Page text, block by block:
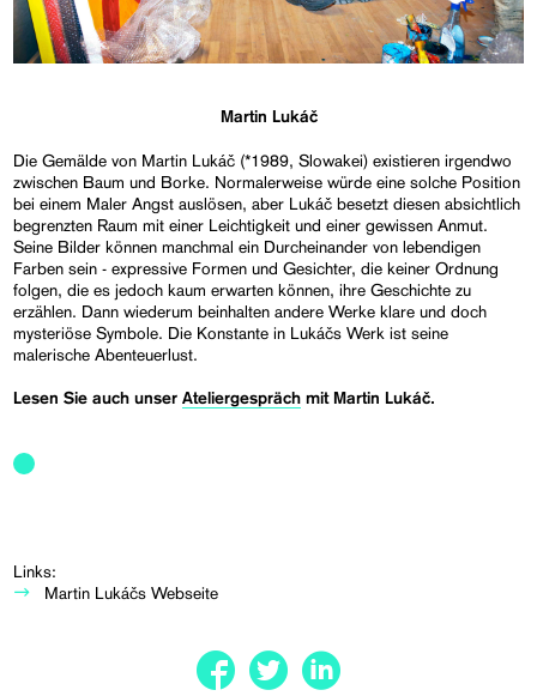
Martin Lukáč
Die Gemälde von Martin Lukáč (*1989, Slowakei) existieren irgendwo
zwischen Baum und Borke. Normalerweise würde eine solche Position
bei einem Maler Angst auslösen, aber Lukáč besetzt diesen absichtlich
begrenzten Raum mit einer Leichtigkeit und einer gewissen Anmut.
Seine Bilder können manchmal ein Durcheinander von lebendigen
Farben sein - expressive Formen und Gesichter, die keiner Ordnung
folgen, die es jedoch kaum erwarten können, ihre Geschichte zu
erzählen. Dann wiederum beinhalten andere Werke klare und doch
mysteriöse Symbole. Die Konstante in Lukáčs Werk ist seine
malerische Abenteuerlust.
Lesen Sie auch unserAteliergespräch mit Martin Lukáč.
Links:
Martin Lukáčs Webseite